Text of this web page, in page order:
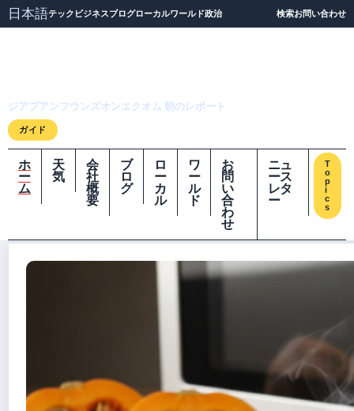
日本語テック ビジネスブログローカルワールド政治 検索お問い合わせ
ジアプアンフウンズオンエクオム 朝のレポート
ガイド
ホ
ー
ム
天
気
会
社
概
要
ブ
ロ
グ
ロ
ー
カ
ル
ワ
ー
ル
ド
お
問
い
合
わ
せ
ニュ
ース
レタ
ー
T
o
p
i
c
s